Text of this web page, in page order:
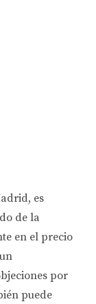
es
de la
en el precio
por
puede